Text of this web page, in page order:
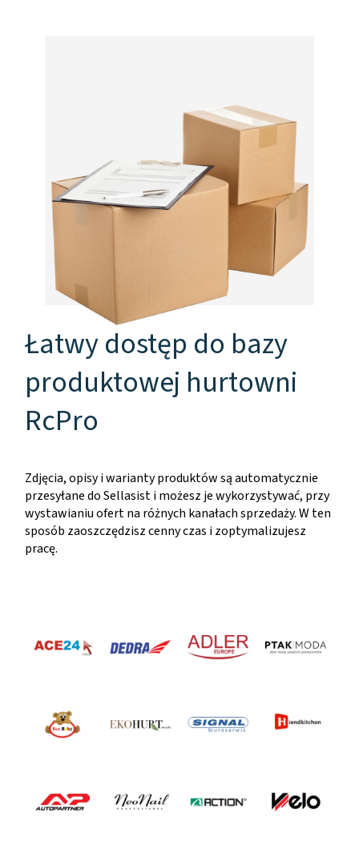
Łatwy dostęp do bazy
produktowej hurtowni
RcPro
Zdjęcia, opisy i warianty produktów są automatycznie
przesyłane do Sellasist i możesz je wykorzystywać, przy
wystawianiu ofert na różnych kanałach sprzedaży. W ten
sposób zaoszczędzisz cenny czas i zoptymalizujesz
pracę.